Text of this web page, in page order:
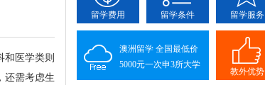
和医学类则
还需考虑生
留学费用 留学条件 留学服务
澳洲留学 全国最低价
5000元一次申3所大学
教外优势